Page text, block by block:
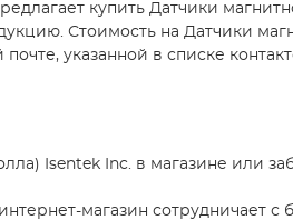
купить Датчики
Стоимость на Датчики
указанной в списке
Isentek Inc. в магазине или
магазин сотрудничает